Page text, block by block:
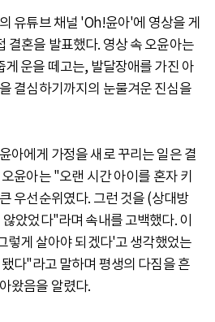
유튜브 채널 'Oh!윤아'에 영상을 게
결혼을 발표했다. 영상 속 오윤아는
운을 떼고는, 발달장애를 가진 아
결심하기까지의 눈물겨운 진심을
아에게 가정을 새로 꾸리는 일은 결
윤아는 "오랜 시간 아이를 혼자 키
우선순위였다. 그런 것을 (상대방
았었다"라며 속내를 고백했다. 이
렇게 살아야 되겠다'고 생각했었는
다"라고 말하며 평생의 다짐을 흔
왔음을 알렸다.